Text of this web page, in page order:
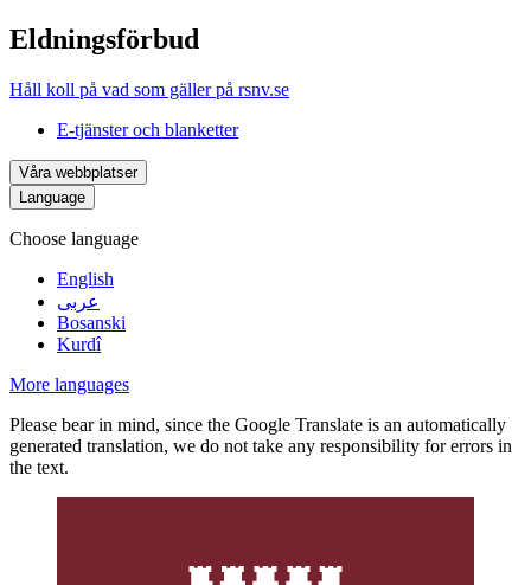
Eldningsförbud
Håll koll på vad som gäller på rsnv.se
E-tjänster och blanketter
Våra webbplatser
Language
Choose language
English
عربى
Bosanski
Kurdî
More languages
Please bear in mind, since the Google Translate is an automatically
generated translation, we do not take any responsibility for errors in
the text.